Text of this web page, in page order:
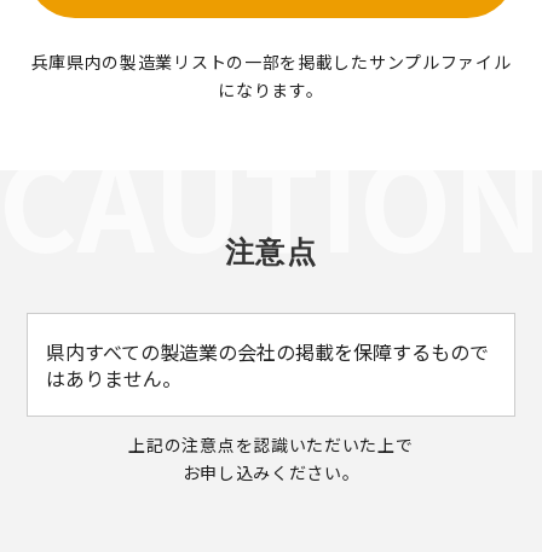
兵庫県内の製造業リストの一部を掲載したサンプルファイル
になります。
注意点
県内すべての製造業の会社の掲載を保障するもので
はありません。
上記の注意点を認識いただいた上で
お申し込みください。